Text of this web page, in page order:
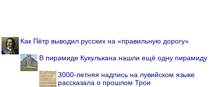
Как Пётр выводил русских на «правильную дорогу»
В пирамиде Кукулькана нашли ещё одну пирамиду
3000-летняя надпись на лувийском языке
рассказала о прошлом Трои